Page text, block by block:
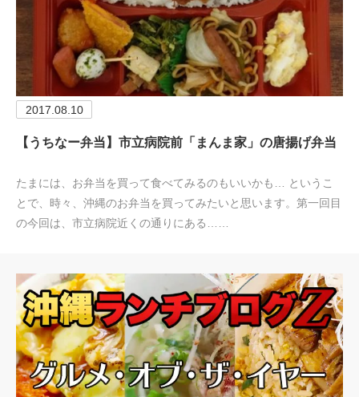
2017.08.10
【うちなー弁当】市立病院前「まんま家」の唐揚げ弁当
たまには、お弁当を買って食べてみるのもいいかも… というこ
とで、時々、沖縄のお弁当を買ってみたいと思います。第一回目
の今回は、市立病院近くの通りにある……